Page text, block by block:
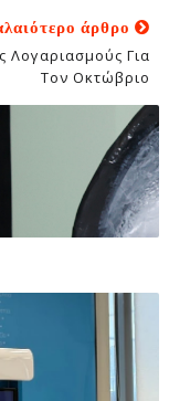
άρθρο
Για
Τον Οκτώβριο